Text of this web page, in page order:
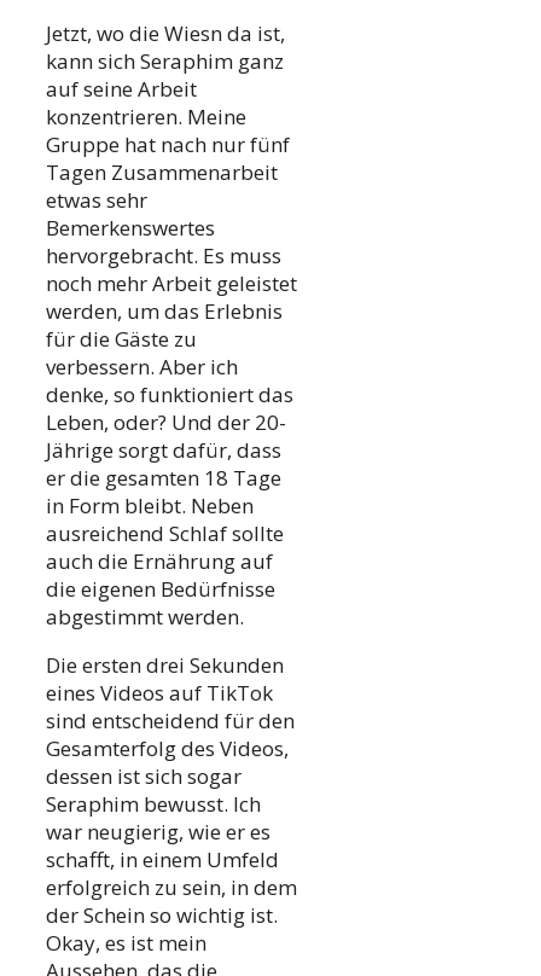
Jetzt, wo die Wiesn da ist,
kann sich Seraphim ganz
auf seine Arbeit
konzentrieren. Meine
Gruppe hat nach nur fünf
Tagen Zusammenarbeit
etwas sehr
Bemerkenswertes
hervorgebracht. Es muss
noch mehr Arbeit geleistet
werden, um das Erlebnis
für die Gäste zu
verbessern. Aber ich
denke, so funktioniert das
Leben, oder? Und der 20-
Jährige sorgt dafür, dass
er die gesamten 18 Tage
in Form bleibt. Neben
ausreichend Schlaf sollte
auch die Ernährung auf
die eigenen Bedürfnisse
abgestimmt werden.
Die ersten drei Sekunden
eines Videos auf TikTok
sind entscheidend für den
Gesamterfolg des Videos,
dessen ist sich sogar
Seraphim bewusst. Ich
war neugierig, wie er es
schafft, in einem Umfeld
erfolgreich zu sein, in dem
der Schein so wichtig ist.
Okay, es ist mein
Aussehen, das die